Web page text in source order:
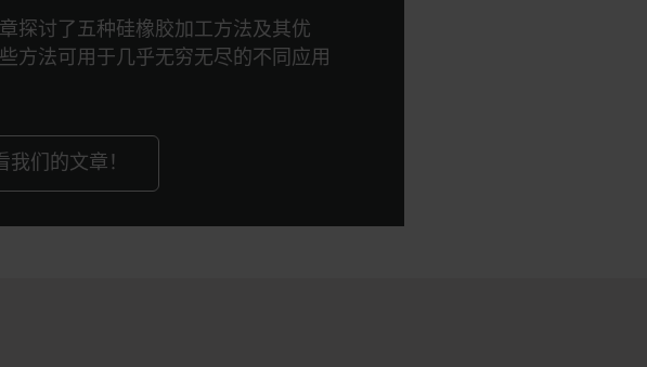
探讨了五种硅橡胶加工方法及其优
方法可用于几乎无穷无尽的不同应用
我们的文章！